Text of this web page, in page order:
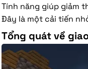
Tính năng giúp giảm
Đây là một cải tiến
Tổng quát về